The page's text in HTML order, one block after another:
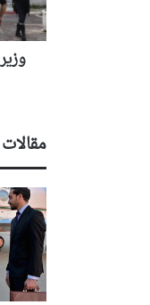
منتوري
بالعاصمة